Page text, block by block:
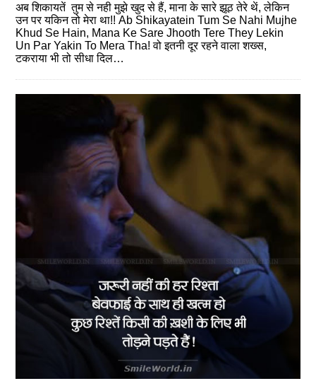
अब शिकायतें तुम से नही मुझे खुद से हैं, माना के सारे झूठ तेरे थें, लेकिन
उन पर यकिन तो मेरा था!! Ab Shikayatein Tum Se Nahi Mujhe
Khud Se Hain, Mana Ke Sare Jhooth Tere They Lekin
Un Par Yakin To Mera Tha! वो इतनी दूर रहने वाला शख्स,
टकराया भी तो सीधा दिल…